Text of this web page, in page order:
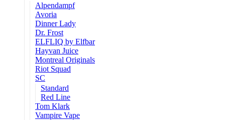
Alpendampf
Avoria
Dinner Lady
Dr. Frost
ELFLIQ by Elfbar
Hayvan Juice
Montreal Originals
Riot Squad
SC
Standard
Red Line
Tom Klark
Vampire Vape